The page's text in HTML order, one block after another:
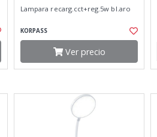
Lampara recarg.cct+reg.5w bl.aro
KORPASS
Ver precio